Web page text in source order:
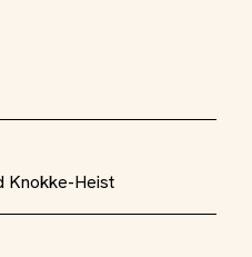
Knokke-Heist